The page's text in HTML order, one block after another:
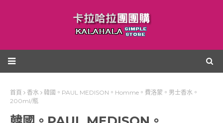
首頁 香水
韓國。PAUL MEDISON。Homme。費洛蒙。男士香水。
200ml/瓶